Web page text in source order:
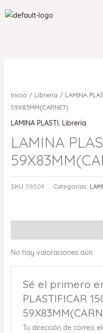
al
Inicio / Libreria / LAMINA
59X83MM(CARNET)
LAMINA PLASTI, Libreria
LAMINA
SKU: 58504 Categorías:
No hay valoraciones aún.
Sé el primero
PLASTIFICAR
Tu dirección de correo